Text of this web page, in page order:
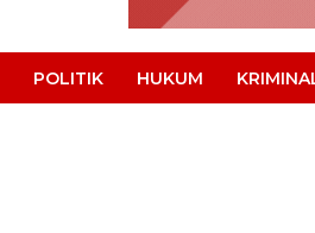
POLITIK HUKUM